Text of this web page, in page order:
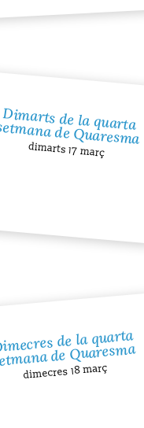
Dimarts de la quarta
de Quaresma
dimarts 17 març
de la quarta
de Quaresma
dimecres 18 març